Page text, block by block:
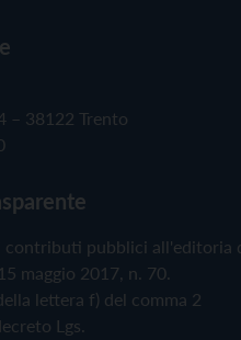
– 38122 Trento
contributi pubblici all'editoria
maggio 2017, n. 70.
lettera f) del comma 2
Lgs.